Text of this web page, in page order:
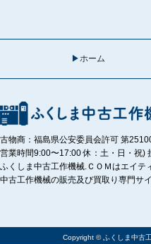
ホーム
古物商：福島県公安委員会許可 第
営業時間9:00〜17:00 休：土・日・祝)
ふくしま中古工作機械.ＣＯＭはエイテ
中古工作機械の販売及び買取り専門サイ
Copyright © ふくしま中古